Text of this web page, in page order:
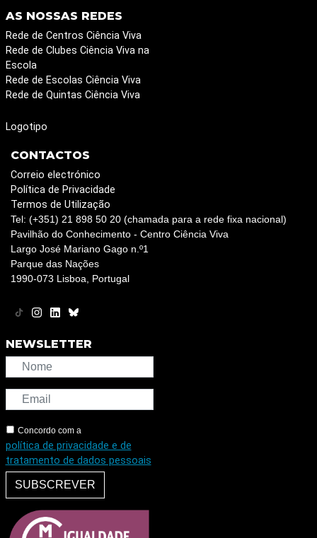
AS NOSSAS REDES
Rede de Centros Ciência Viva
Rede de Clubes Ciência Viva na
Escola
Rede de Escolas Ciência Viva
Rede de Quintas Ciência Viva
Logotipo
CONTACTOS
Correio electrónico
Política de Privacidade
Termos de Utilização
Tel: (+351) 21 898 50 20 (chamada para a rede fixa nacional)
Pavilhão do Conhecimento - Centro Ciência Viva
Largo José Mariano Gago n.º1
Parque das Nações
1990-073 Lisboa, Portugal
NEWSLETTER
Concordo com a
política de privacidade e de
tratamento de dados pessoais
SUBSCREVER